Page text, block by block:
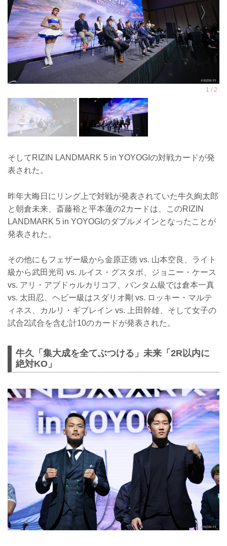
そしてRIZIN LANDMARK 5 in YOYOGIの対戦カードが発
表された。
昨年大晦日にリング上で対戦が発表されていた牛久絢太郎
と朝倉未来、斎藤裕と平本蓮の2カードは、このRIZIN
LANDMARK 5 in YOYOGIのダブルメインとなったことが
発表された。
その他にもフェザー級から金原正徳 vs. 山本空良、ライト
級から武田光司 vs. ルイス・グスタボ、ジョニー・ケース
vs. アリ・アブドゥルカリコフ、バンタム級では倉本一真
vs. 太田忍、ヘビー級はスダリオ剛 vs. ロッキー・マルテ
ィネス、カルリ・ギブレイン vs. 上田幹雄、そして女子の
試合2試合を含む計10のカードが発表された。
牛久「集大成を全てぶつける」未来「2R以内に
絶対KO」